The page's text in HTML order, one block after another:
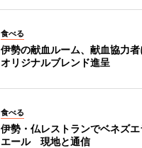
食べる
伊勢の献血ルーム、献血協力者
オリジナルブレンド進呈
食べる
伊勢・仏レストランでベネズ
エール 現地と通信